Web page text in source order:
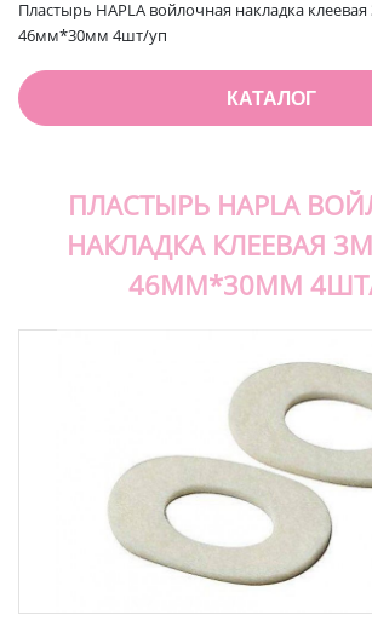
Пластырь HAPLA войлочная накладка
46мм*30мм 4шт/уп
КАТАЛОГ
ПЛАСТЫРЬ HAPLA
НАКЛАДКА КЛЕЕВАЯ
46ММ*30ММ